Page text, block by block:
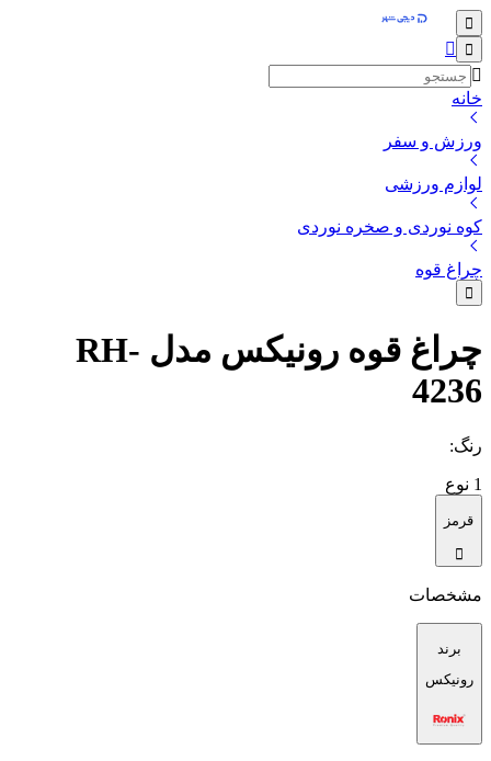
خانه
ورزش و سفر
لوازم ورزشی
کوه‌ نوردی و صخره نوردی
چراغ قوه
چراغ قوه رونیکس مدل RH-
4236
رنگ:
1 نوع
قرمز
مشخصات
برند
رونیکس